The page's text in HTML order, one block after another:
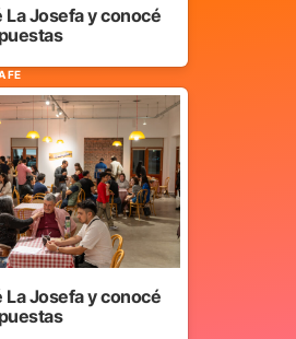
La Josefa y conocé
FE
La Josefa y conocé